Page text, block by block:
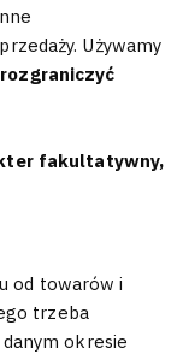
Używamy
rozgraniczyć
fakultatywny,
od towarów i
trzeba
okresie